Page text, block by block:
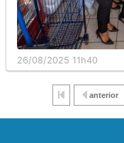
26/08/2025 11h40
anterior